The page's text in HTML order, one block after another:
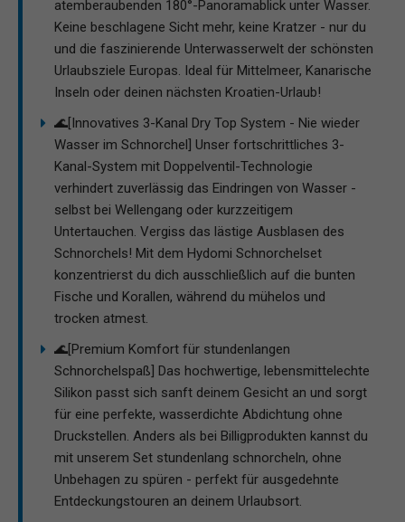
atemberaubenden 180°-Panoramablick unter Wasser.
Keine beschlagene Sicht mehr, keine Kratzer - nur du
und die faszinierende Unterwasserwelt der schönsten
Urlaubsziele Europas. Ideal für Mittelmeer, Kanarische
Inseln oder deinen nächsten Kroatien-Urlaub!
🌊[Innovatives 3-Kanal Dry Top System - Nie wieder
Wasser im Schnorchel] Unser fortschrittliches 3-
Kanal-System mit Doppelventil-Technologie
verhindert zuverlässig das Eindringen von Wasser -
selbst bei Wellengang oder kurzzeitigem
Untertauchen. Vergiss das lästige Ausblasen des
Schnorchels! Mit dem Hydomi Schnorchelset
konzentrierst du dich ausschließlich auf die bunten
Fische und Korallen, während du mühelos und
trocken atmest.
🌊[Premium Komfort für stundenlangen
Schnorchelspaß] Das hochwertige, lebensmittelechte
Silikon passt sich sanft deinem Gesicht an und sorgt
für eine perfekte, wasserdichte Abdichtung ohne
Druckstellen. Anders als bei Billigprodukten kannst du
mit unserem Set stundenlang schnorcheln, ohne
Unbehagen zu spüren - perfekt für ausgedehnte
Entdeckungstouren an deinem Urlaubsort.